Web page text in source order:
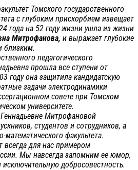
Томского государственного
с глубоким прискорбием извещает
года на 52 году жизни ушла из жизни
Митрофанова, и выражает глубокие
близким.
педагогического
прошла все ступени от
году она защитила кандидатскую
задачи электродинамики
совете при Томском
университете.
Митрофановой
студентов и сотрудников, а
факультета.
всегда для нас примером
Мы навсегда запомним ее юмор,
добросовестность.